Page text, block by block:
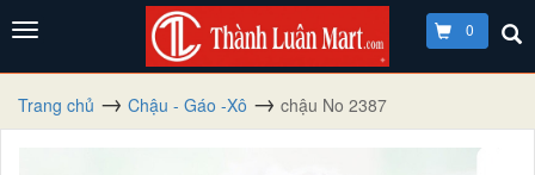
0
Trang chủ Chậu - Gáo -Xô chậu No 2387